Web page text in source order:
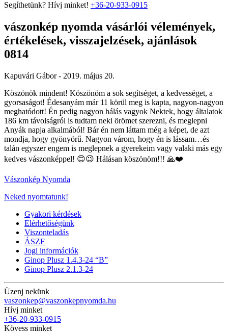
Segíthetünk? Hívj minket! +36-20-933-0915
vászonkép nyomda vásárlói vélemények,
értékelések, visszajelzések, ajánlások
0814
Kapuvári Gábor - 2019. május 20.
Köszönök mindent! Köszönöm a sok segítséget, a kedvességet, a
gyorsaságot! Édesanyám már 11 körül meg is kapta, nagyon-nagyon
meghatódott! Én pedig nagyon hálás vagyok Nektek, hogy általatok
186 km távolságról is tudtam neki örömet szerezni, és meglepni
Anyák napja alkalmából! Bár én nem láttam még a képet, de azt
mondja, hogy gyönyörű. Nagyon várom, hogy én is lássam…és
talán egyszer engem is meglepnek a gyerekeim vagy valaki más egy
kedves vászonképpel! 😊😉 Hálásan köszönöm!!! 🙏❤️
Vászonkép Nyomda
Neked nyomtatunk!
Gyakori kérdések
Elérhetőségünk
Viszonteladás
ÁSZF
Jogi információk
Ginop Plusz 1.4.3-24 “B”
Ginop Plusz 2.1.3-24
Üzenj nekünk
vaszonkep@vaszonkepnyomda.hu
Hívj minket
+36-20-933-0915
Kövess minket